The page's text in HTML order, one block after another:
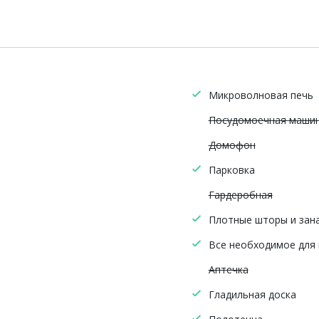
Микроволновая печь
Посудомоечная
Домофон
Парковка
Гардеробная
Плотные шторы и
Все необходимое для
Аптечка
Гладильная доска